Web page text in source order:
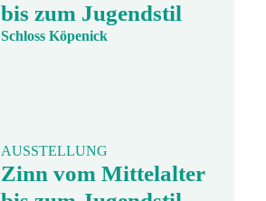
bis zum Jugendstil
Schloss Köpenick
AUSSTELLUNG
Zinn vom Mittelalter